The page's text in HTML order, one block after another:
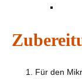
Für den